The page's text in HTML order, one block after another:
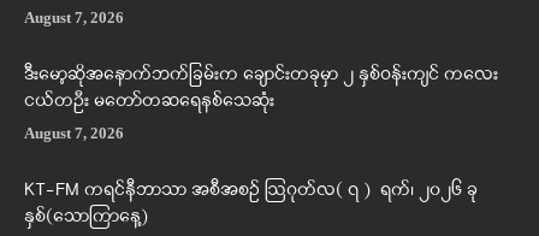
August 7, 2026
ဒီးမော့ဆိုအနောက်ဘက်ခြမ်းက ချောင်းတခုမှာ ၂ နှစ်ဝန်းကျင် ကလေး
ငယ်တဦး မတော်တဆရေနစ်သေဆုံး
August 7, 2026
KT-FM ကရင်နီဘာသာ အစီအစဉ် ဩဂုတ်လ( ၇ ) ရက်၊ ၂၀၂၆ ခု
နှစ်(သောကြာနေ့)